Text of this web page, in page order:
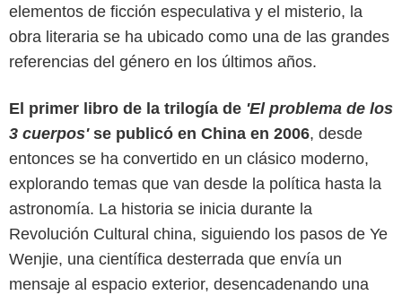
elementos de ficción especulativa y el misterio, la
obra literaria se ha ubicado como una de las grandes
referencias del género en los últimos años.
El primer libro de la trilogía de 'El problema de los
3 cuerpos'se publicó en China en 2006, desde
entonces se ha convertido en un clásico moderno,
explorando temas que van desde la política hasta la
astronomía. La historia se inicia durante la
Revolución Cultural china, siguiendo los pasos de Ye
Wenjie, una científica desterrada que envía un
mensaje al espacio exterior, desencadenando una
Netflix